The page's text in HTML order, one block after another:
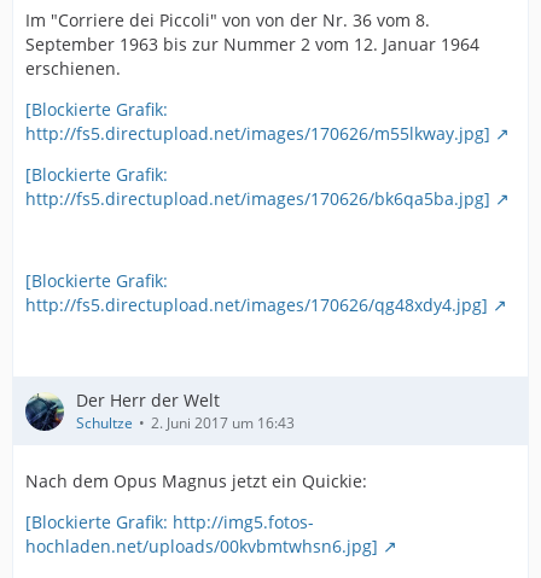
Im "Corriere dei Piccoli" von von der Nr. 36 vom 8.
September 1963 bis zur Nummer 2 vom 12. Januar 1964
erschienen.
[Blockierte Grafik:
http://fs5.directupload.net/images/170626/m55lkway.jpg]
[Blockierte Grafik:
http://fs5.directupload.net/images/170626/bk6qa5ba.jpg]
[Blockierte Grafik:
http://fs5.directupload.net/images/170626/qg48xdy4.jpg]
Der Herr der Welt
Schultze 2. Juni 2017 um 16:43
Nach dem Opus Magnus jetzt ein Quickie:
[Blockierte Grafik: http://img5.fotos-
hochladen.net/uploads/00kvbmtwhsn6.jpg]